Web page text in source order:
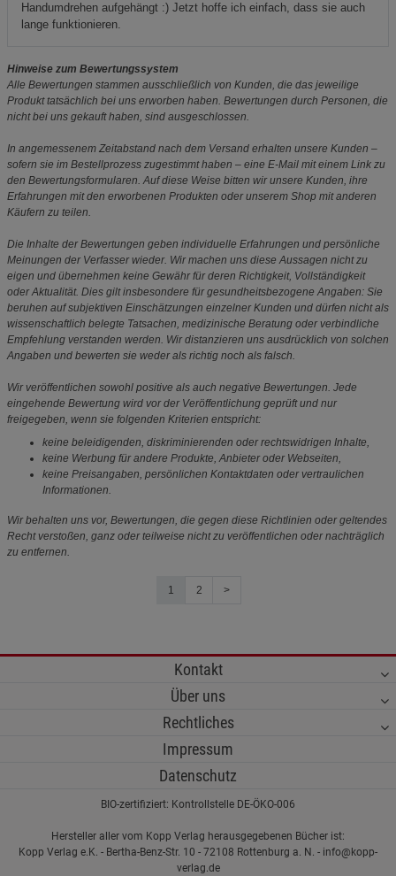
Handumdrehen aufgehängt :) Jetzt hoffe ich einfach, dass sie auch
lange funktionieren.
Hinweise zum Bewertungssystem
Alle Bewertungen stammen ausschließlich von Kunden, die das jeweilige
Produkt tatsächlich bei uns erworben haben. Bewertungen durch Personen, die
nicht bei uns gekauft haben, sind ausgeschlossen.
In angemessenem Zeitabstand nach dem Versand erhalten unsere Kunden –
sofern sie im Bestellprozess zugestimmt haben – eine E-Mail mit einem Link zu
den Bewertungsformularen. Auf diese Weise bitten wir unsere Kunden, ihre
Erfahrungen mit den erworbenen Produkten oder unserem Shop mit anderen
Käufern zu teilen.
Die Inhalte der Bewertungen geben individuelle Erfahrungen und persönliche
Meinungen der Verfasser wieder. Wir machen uns diese Aussagen nicht zu
eigen und übernehmen keine Gewähr für deren Richtigkeit, Vollständigkeit
oder Aktualität. Dies gilt insbesondere für gesundheitsbezogene Angaben: Sie
beruhen auf subjektiven Einschätzungen einzelner Kunden und dürfen nicht als
wissenschaftlich belegte Tatsachen, medizinische Beratung oder verbindliche
Empfehlung verstanden werden. Wir distanzieren uns ausdrücklich von solchen
Angaben und bewerten sie weder als richtig noch als falsch.
Wir veröffentlichen sowohl positive als auch negative Bewertungen. Jede
eingehende Bewertung wird vor der Veröffentlichung geprüft und nur
freigegeben, wenn sie folgenden Kriterien entspricht:
keine beleidigenden, diskriminierenden oder rechtswidrigen Inhalte,
keine Werbung für andere Produkte, Anbieter oder Webseiten,
keine Preisangaben, persönlichen Kontaktdaten oder vertraulichen
Informationen.
Wir behalten uns vor, Bewertungen, die gegen diese Richtlinien oder geltendes
Recht verstoßen, ganz oder teilweise nicht zu veröffentlichen oder nachträglich
zu entfernen.
1 2 >
Kontakt
Über uns
Rechtliches
Impressum
Datenschutz
BIO-zertifiziert: Kontrollstelle DE-ÖKO-006
Hersteller aller vom Kopp Verlag herausgegebenen Bücher ist:
Kopp Verlag e.K. - Bertha-Benz-Str. 10 - 72108 Rottenburg a. N. - info@kopp-
verlag.de